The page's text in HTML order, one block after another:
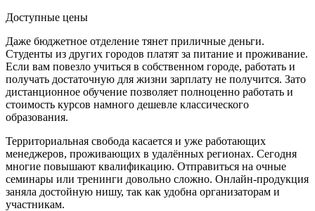
Доступные цены
Даже бюджетное отделение тянет приличные деньги.
Студенты из других городов платят за питание и проживание.
Если вам повезло учиться в собственном городе, работать и
получать достаточную для жизни зарплату не получится. Зато
дистанционное обучение позволяет полноценно работать и
стоимость курсов намного дешевле классического
образования.
Территориальная свобода касается и уже работающих
менеджеров, проживающих в удалённых регионах. Сегодня
многие повышают квалификацию. Отправиться на очные
семинары или тренинги довольно сложно. Онлайн-продукция
заняла достойную нишу, так как удобна организаторам и
участникам.